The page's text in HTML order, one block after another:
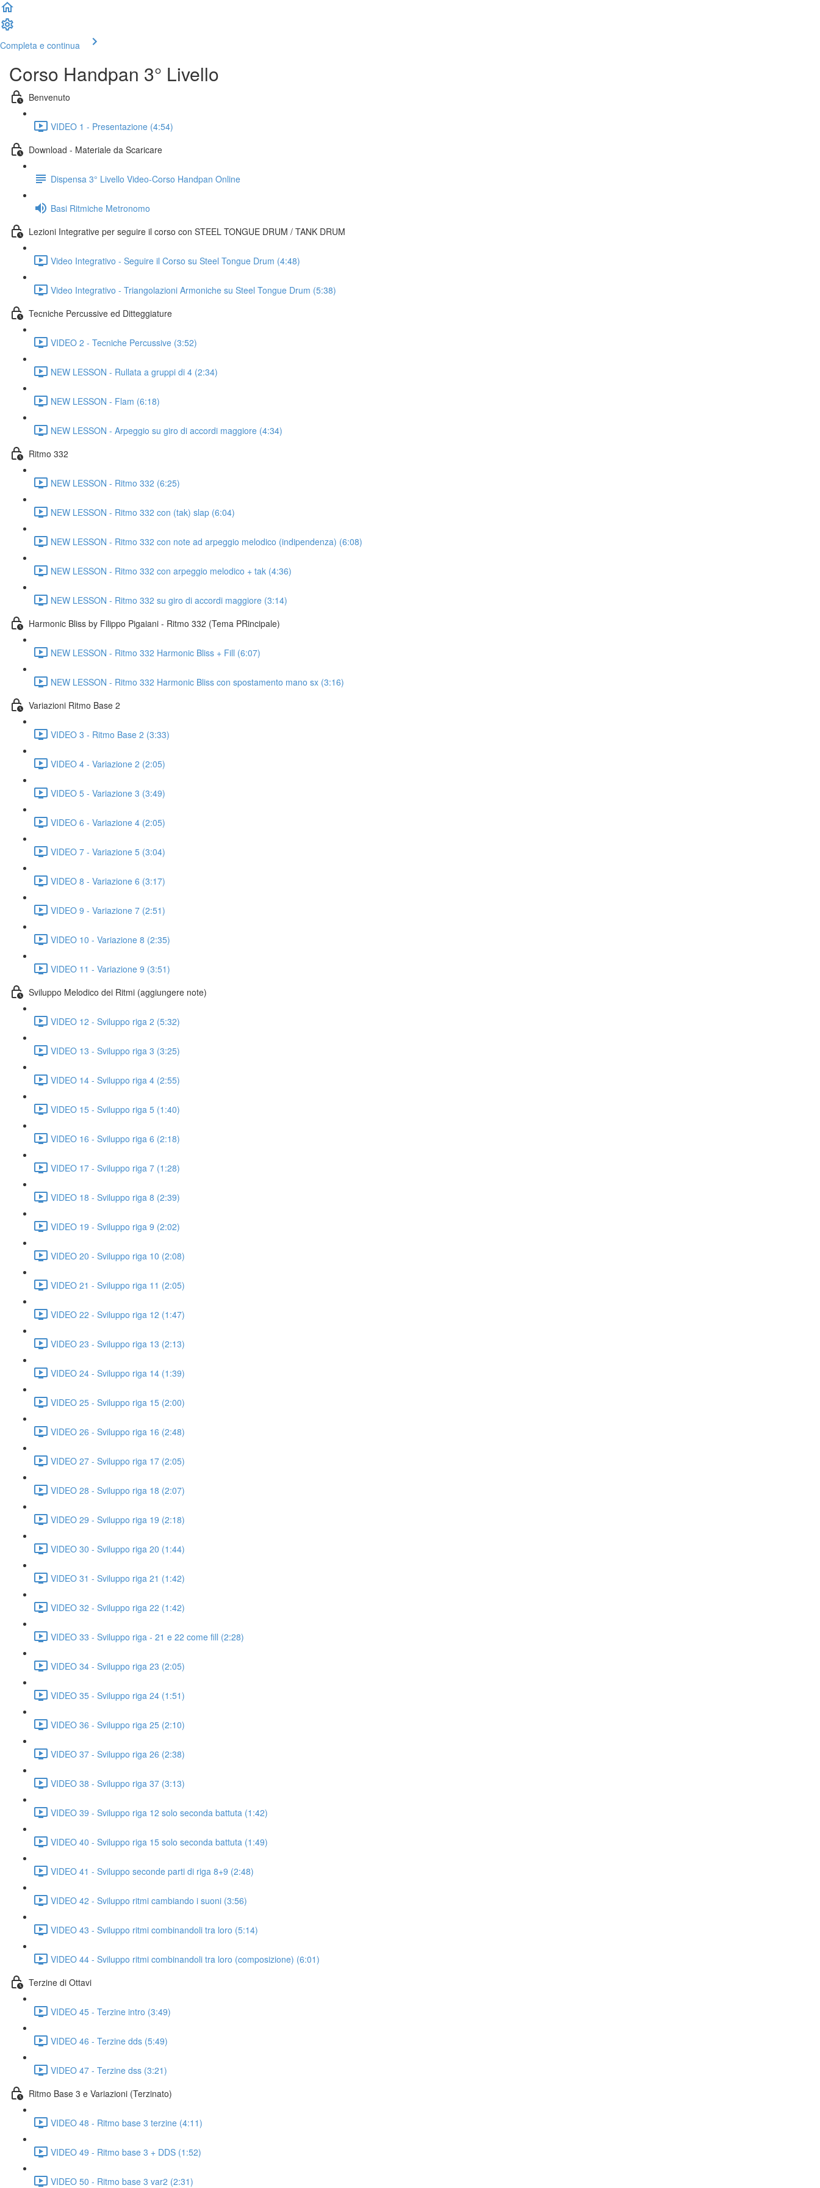
Completa e continua
Corso Handpan 3° Livello
Benvenuto
VIDEO 1 - Presentazione (4:54)
Download - Materiale da Scaricare
Dispensa 3° Livello Video-Corso Handpan Online
Basi Ritmiche Metronomo
Lezioni Integrative per seguire il corso con STEEL TONGUE DRUM / TANK DRUM
Video Integrativo - Seguire il Corso su Steel Tongue Drum (4:48)
Video Integrativo - Triangolazioni Armoniche su Steel Tongue Drum (5:38)
Tecniche Percussive ed Ditteggiature
VIDEO 2 - Tecniche Percussive (3:52)
NEW LESSON - Rullata a gruppi di 4 (2:34)
NEW LESSON - Flam (6:18)
NEW LESSON - Arpeggio su giro di accordi maggiore (4:34)
Ritmo 332
NEW LESSON - Ritmo 332 (6:25)
NEW LESSON - Ritmo 332 con (tak) slap (6:04)
NEW LESSON - Ritmo 332 con note ad arpeggio melodico (indipendenza) (6:08)
NEW LESSON - Ritmo 332 con arpeggio melodico + tak (4:36)
NEW LESSON - Ritmo 332 su giro di accordi maggiore (3:14)
Harmonic Bliss by Filippo Pigaiani - Ritmo 332 (Tema PRincipale)
NEW LESSON - Ritmo 332 Harmonic Bliss + Fill (6:07)
NEW LESSON - Ritmo 332 Harmonic Bliss con spostamento mano sx (3:16)
Variazioni Ritmo Base 2
VIDEO 3 - Ritmo Base 2 (3:33)
VIDEO 4 - Variazione 2 (2:05)
VIDEO 5 - Variazione 3 (3:49)
VIDEO 6 - Variazione 4 (2:05)
VIDEO 7 - Variazione 5 (3:04)
VIDEO 8 - Variazione 6 (3:17)
VIDEO 9 - Variazione 7 (2:51)
VIDEO 10 - Variazione 8 (2:35)
VIDEO 11 - Variazione 9 (3:51)
Sviluppo Melodico dei Ritmi (aggiungere note)
VIDEO 12 - Sviluppo riga 2 (5:32)
VIDEO 13 - Sviluppo riga 3 (3:25)
VIDEO 14 - Sviluppo riga 4 (2:55)
VIDEO 15 - Sviluppo riga 5 (1:40)
VIDEO 16 - Sviluppo riga 6 (2:18)
VIDEO 17 - Sviluppo riga 7 (1:28)
VIDEO 18 - Sviluppo riga 8 (2:39)
VIDEO 19 - Sviluppo riga 9 (2:02)
VIDEO 20 - Sviluppo riga 10 (2:08)
VIDEO 21 - Sviluppo riga 11 (2:05)
VIDEO 22 - Sviluppo riga 12 (1:47)
VIDEO 23 - Sviluppo riga 13 (2:13)
VIDEO 24 - Sviluppo riga 14 (1:39)
VIDEO 25 - Sviluppo riga 15 (2:00)
VIDEO 26 - Sviluppo riga 16 (2:48)
VIDEO 27 - Sviluppo riga 17 (2:05)
VIDEO 28 - Sviluppo riga 18 (2:07)
VIDEO 29 - Sviluppo riga 19 (2:18)
VIDEO 30 - Sviluppo riga 20 (1:44)
VIDEO 31 - Sviluppo riga 21 (1:42)
VIDEO 32 - Sviluppo riga 22 (1:42)
VIDEO 33 - Sviluppo riga - 21 e 22 come fill (2:28)
VIDEO 34 - Sviluppo riga 23 (2:05)
VIDEO 35 - Sviluppo riga 24 (1:51)
VIDEO 36 - Sviluppo riga 25 (2:10)
VIDEO 37 - Sviluppo riga 26 (2:38)
VIDEO 38 - Sviluppo riga 37 (3:13)
VIDEO 39 - Sviluppo riga 12 solo seconda battuta (1:42)
VIDEO 40 - Sviluppo riga 15 solo seconda battuta (1:49)
VIDEO 41 - Sviluppo seconde parti di riga 8+9 (2:48)
VIDEO 42 - Sviluppo ritmi cambiando i suoni (3:56)
VIDEO 43 - Sviluppo ritmi combinandoli tra loro (5:14)
VIDEO 44 - Sviluppo ritmi combinandoli tra loro (composizione) (6:01)
Terzine di Ottavi
VIDEO 45 - Terzine intro (3:49)
VIDEO 46 - Terzine dds (5:49)
VIDEO 47 - Terzine dss (3:21)
Ritmo Base 3 e Variazioni (Terzinato)
VIDEO 48 - Ritmo base 3 terzine (4:11)
VIDEO 49 - Ritmo base 3 + DDS (1:52)
VIDEO 50 - Ritmo base 3 var2 (2:31)